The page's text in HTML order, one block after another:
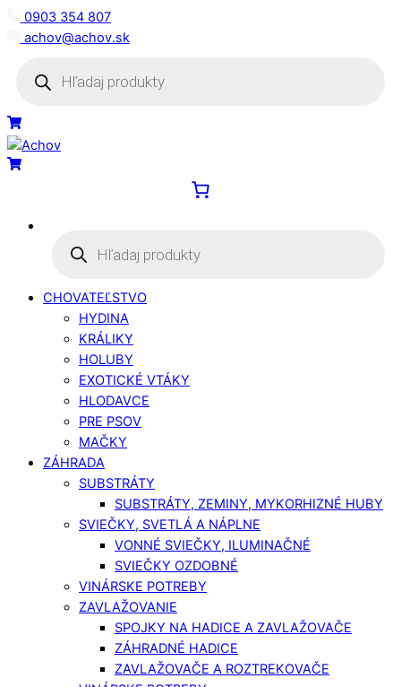
Skip0903 354 807
achov@achov.sk
search
Menu
Cart
Cart
search
CHOVATEĽSTVO
HYDINA
KRÁLIKY
HOLUBY
EXOTICKÉ VTÁKY
HLODAVCE
PRE PSOV
MAČKY
ZÁHRADA
SUBSTRÁTY
SUBSTRÁTY, ZEMINY, MYKORHIZNÉ HUBY
SVIEČKY, SVETLÁ A NÁPLNE
VONNÉ SVIEČKY, ILUMINAČNÉ
SVIEČKY OZDOBNÉ
VINÁRSKE POTREBY
ZAVLAŽOVANIE
SPOJKY NA HADICE A ZAVLAŽOVAČE
ZÁHRADNÉ HADICE
ZAVLAŽOVAČE A ROZTREKOVAČE